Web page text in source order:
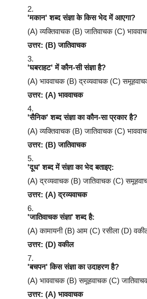
'मकान' शब्द संज्ञा के किस भेद में आएगा?
(A) व्यक्तिवाचक (B) जातिवाचक (C)
उत्तर: (B) जातिवाचक
'घबराहट' में कौन-सी संज्ञा है?
(A) भाववाचक (B) द्रव्यवाचक (C)
उत्तर: (A) भाववाचक
'सैनिक' शब्द संज्ञा का कौन-सा प्रकार है?
(A) व्यक्तिवाचक (B) जातिवाचक (C)
उत्तर: (B) जातिवाचक
'दूध' शब्द में संज्ञा का भेद बताइए:
(A) द्रव्यवाचक (B) जातिवाचक (C)
उत्तर: (A) द्रव्यवाचक
'जातिवाचक संज्ञा' शब्द है:
(A) कामायनी (B) आम (C) रसीला (D)
उत्तर: (D) वकील
'बचपन' किस संज्ञा का उदाहरण है?
(A) भाववाचक (B) समूहवाचक (C)
उत्तर: (A) भाववाचक